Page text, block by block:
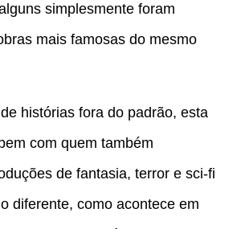
simplesmente foram
mais famosas do mesmo
histórias fora do padrão, esta
com quem também
de fantasia, terror e sci-fi
diferente, como acontece em